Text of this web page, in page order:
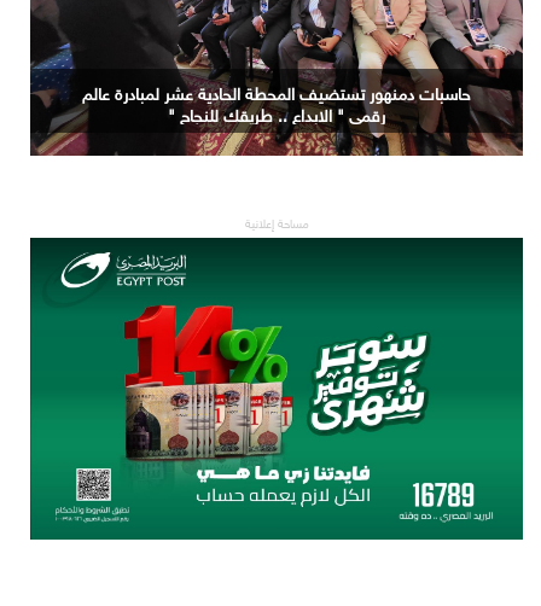
حاسبات دمنهور تستضيف المحطة الحادية عشر لمبادرة عالم
رقمي " الابداع .. طريقك للنجاح "
مساحة إعلانية